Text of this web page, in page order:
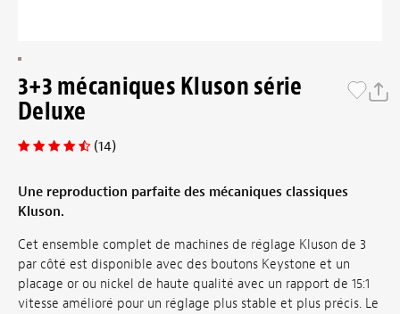
3+3 mécaniques Kluson série
Deluxe
(14)
Une reproduction parfaite des mécaniques classiques
Kluson.
Cet ensemble complet de machines de réglage Kluson de 3
par côté est disponible avec des boutons Keystone et un
placage or ou nickel de haute qualité avec un rapport de 15:1
vitesse amélioré pour un réglage plus stable et plus précis. Le